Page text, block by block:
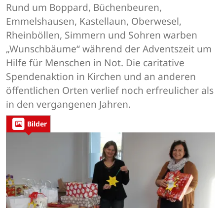
Rund um Boppard, Büchenbeuren,
Emmelshausen, Kastellaun, Oberwesel,
Rheinböllen, Simmern und Sohren warben
„Wunschbäume“ während der Adventszeit um
Hilfe für Menschen in Not. Die caritative
Spendenaktion in Kirchen und an anderen
öffentlichen Orten verlief noch erfreulicher als
in den vergangenen Jahren.
Bilder